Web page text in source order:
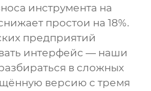
инструмента на
простои на 18%.
предприятий
интерфейс — наши
в сложных
версию с тремя